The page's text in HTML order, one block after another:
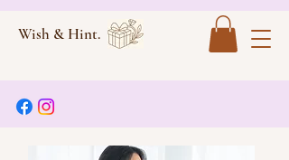
Wish & Hint.